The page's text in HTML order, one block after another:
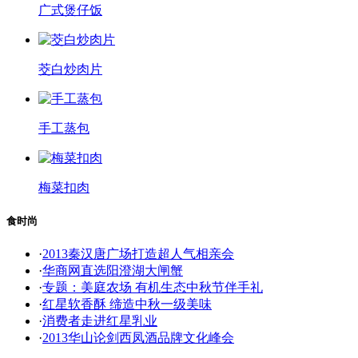
广式煲仔饭
茭白炒肉片
手工蒸包
梅菜扣肉
食时尚
·2013秦汉唐广场打造超人气相亲会
·华商网直选阳澄湖大闸蟹
·专题：美庭农场 有机生态中秋节伴手礼
·红星软香酥 缔造中秋一级美味
·消费者走进红星乳业
·2013华山论剑西凤酒品牌文化峰会